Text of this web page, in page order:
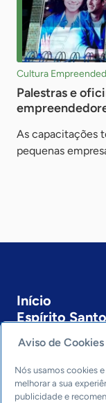
Cultura
Palestras e
As capacitações
pequenas
Início
Espírito Santo
Sobre a ASN
Últimas
Entre em
Editorias
Aviso de Cookies
Nós usamos cookies
melhorar a sua
publicidade e